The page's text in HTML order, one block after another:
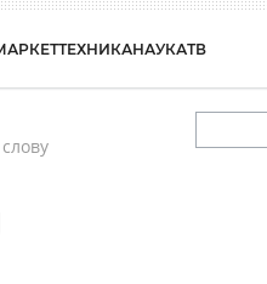
ТЕХНИКАНАУКАТВ